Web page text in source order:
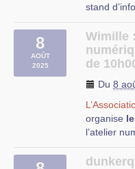
stand
week-end
du Vieux
social et
– CLX :
logiciels
–Mycélium
membre
8
AOÛT
2025
Wimille
de
Du 8
organise
l’atelier